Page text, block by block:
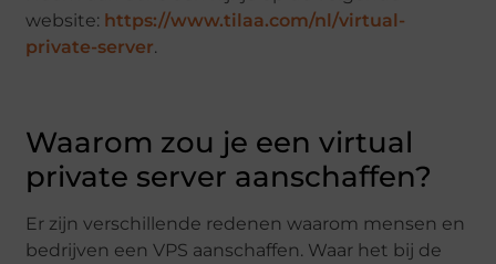
website: https://www.tilaa.com/nl/virtual-
private-server.
Waarom zou je een virtual
private server aanschaffen?
Er zijn verschillende redenen waarom mensen en
bedrijven een VPS aanschaffen. Waar het bij de